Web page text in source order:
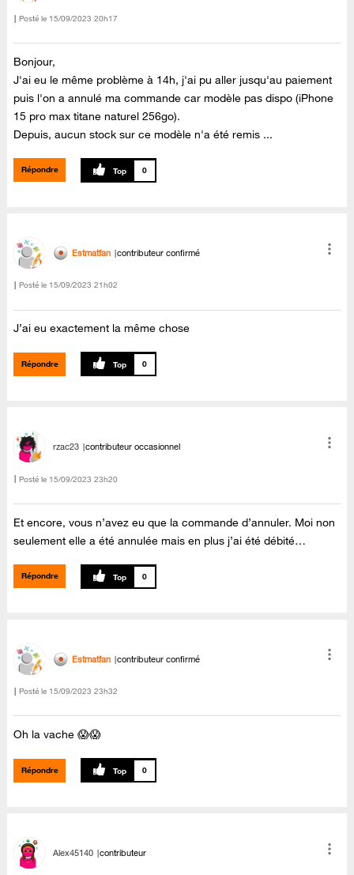
Posté le ‎15/09/2023 20h17
Bonjour,
J'ai eu le même problème à 14h, j'ai pu aller jusqu'au paiement
puis l'on a annulé ma commande car modèle pas dispo (iPhone
15 pro max titane naturel 256go).
Depuis, aucun stock sur ce modèle n'a été remis ...
Répondre 0
Estmatfan contributeur confirmé
Posté le ‎15/09/2023 21h02
J’ai eu exactement la même chose
Répondre 0
rzac23 contributeur occasionnel
Posté le ‎15/09/2023 23h20
Et encore, vous n’avez eu que la commande d’annuler. Moi non
seulement elle a été annulée mais en plus j’ai été débité…
Répondre 0
Estmatfan contributeur confirmé
Posté le ‎15/09/2023 23h32
Oh la vache 😱😱
Répondre 0
Alex45140 contributeur